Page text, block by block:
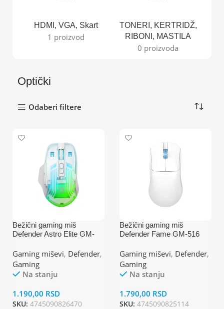
HDMI, VGA, Skart
1 proizvod
TONERI, KERTRIDŽ,
RIBONI, MASTILA
0 proizvoda
Optički
Odaberi filtere
Bežični gaming miš
Defender Astro Elite GM-
Gaming miševi, Defender,
Gaming
Na stanju
1.190,00 RSD
SKU: 4745090826470
Bežični gaming miš
Defender Fame GM-516
Gaming miševi, Defender,
Gaming
Na stanju
1.790,00 RSD
SKU: 4745090825114